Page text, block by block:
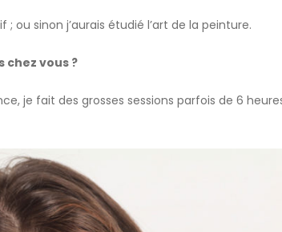
ou sinon j’aurais étudié l’art de la peinture.
chez vous ?
je fait des grosses sessions parfois de 6